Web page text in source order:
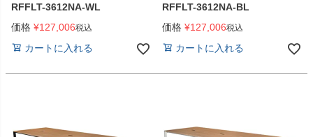
RFFLT-3612NA-WL
価格 ¥127,006税込
カートに入れる
RFFLT-3612NA-BL
価格 ¥127,006税込
カートに入れる